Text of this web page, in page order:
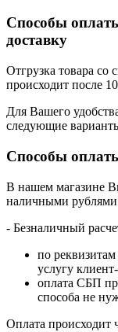
Способы
доставку
Отгрузка товара со
происходит после
Для Вашего
следующие
Способы
В нашем магазине
наличными рублями
- Безналичный
по
услугу
оплата СБП
способа не
Оплата происходит